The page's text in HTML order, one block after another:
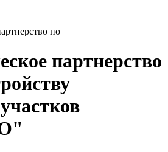
по
партнерство